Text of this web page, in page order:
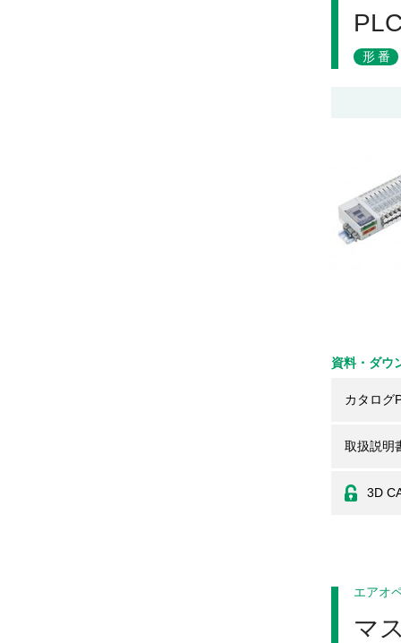
形番
資料・ダウ
カタログ
取扱説明
3D
エアオ
マ